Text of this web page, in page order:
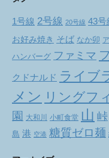
1号線 2号線 20号線 43号
お好み焼き そば なか卯
ハンバーグ ファミマ
クドナルド ライブ
メン リングフ
園
大和川 小町食堂 山 峠
島 港 空港 糖質ゼロ麺